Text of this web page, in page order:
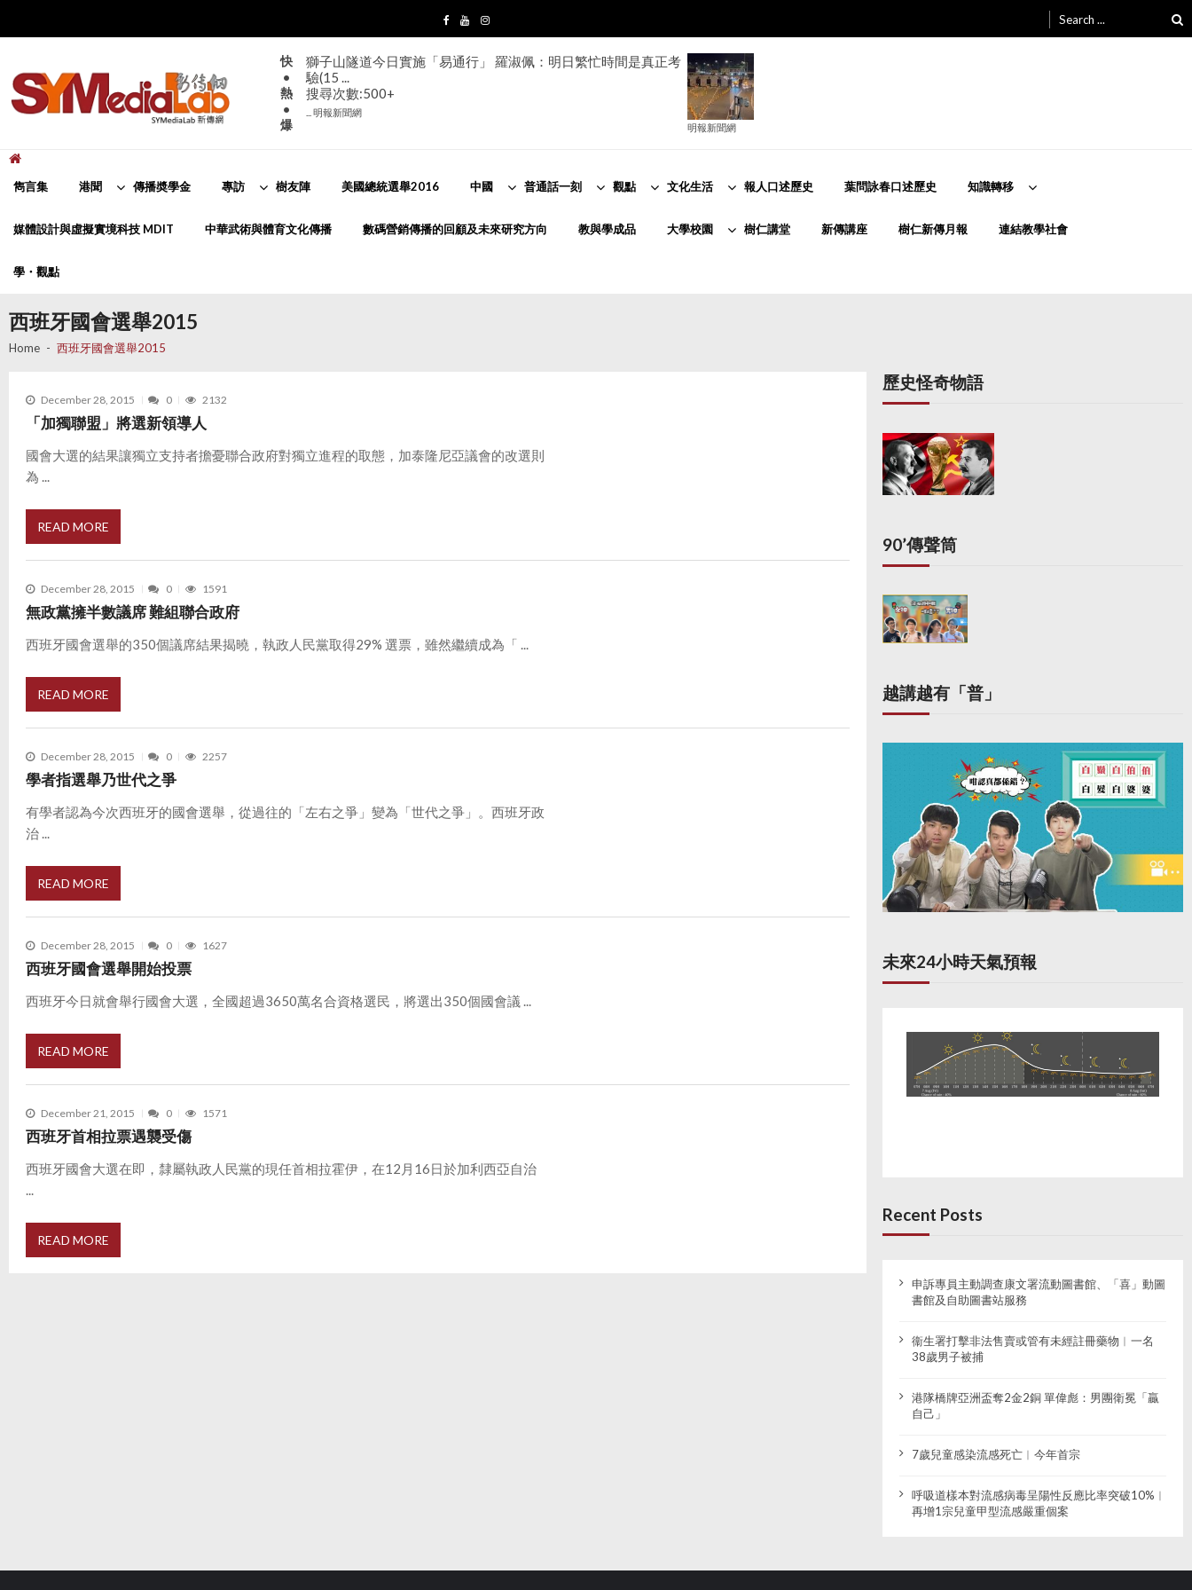
navigation
content
for:
快
•
熱
•
爆
獅子山隧道今日實施「易通行」 羅淑佩：明日繁忙時間是真正考
驗(15 ...
搜尋次數:500+
... 明報新聞網
明報新聞網
雋言集 港聞 傳播奬學金 專訪 樹友陣 美國總統選舉2016 中國 普通話一刻 觀點 文化生活 報人口述歷史 葉問詠春口述歷史 知識轉移
媒體設計與虛擬實境科技 MDIT 中華武術與體育文化傳播 數碼營銷傳播的回顧及未來研究方向 教與學成品 大學校園 樹仁講堂 新傳講座 樹仁新傳月報 連結教學社會
學・觀點
西班牙國會選舉2015
Home 西班牙國會選舉2015
December 28, 2015 0 2132
「加獨聯盟」將選新領導人
國會大選的結果讓獨立支持者擔憂聯合政府對獨立進程的取態，加泰隆尼亞議會的改選則
為 ...
READ MORE
December 28, 2015 0 1591
無政黨擁半數議席 難組聯合政府
西班牙國會選舉的350個議席結果揭曉，執政人民黨取得29% 選票，雖然繼續成為「 ...
READ MORE
December 28, 2015 0 2257
學者指選舉乃世代之爭
有學者認為今次西班牙的國會選舉，從過往的「左右之爭」變為「世代之爭」。西班牙政
治 ...
READ MORE
December 28, 2015 0 1627
西班牙國會選舉開始投票
西班牙今日就會舉行國會大選，全國超過3650萬名合資格選民，將選出350個國會議 ...
READ MORE
December 21, 2015 0 1571
西班牙首相拉票遇襲受傷
西班牙國會大選在即，隸屬執政人民黨的現任首相拉霍伊，在12月16日於加利西亞自治
...
READ MORE
歷史怪奇物語
90’傳聲筒
越講越有「普」
未來24小時天氣預報
Recent Posts
申訴專員主動調查康文署流動圖書館、「喜」動圖
書館及自助圖書站服務
衞生署打擊非法售賣或管有未經註冊藥物︱一名
38歲男子被捕
港隊橋牌亞洲盃奪2金2銅 單偉彪：男團衛冕「贏
自己」
7歲兒童感染流感死亡︱今年首宗
呼吸道樣本對流感病毒呈陽性反應比率突破10%︱
再增1宗兒童甲型流感嚴重個案